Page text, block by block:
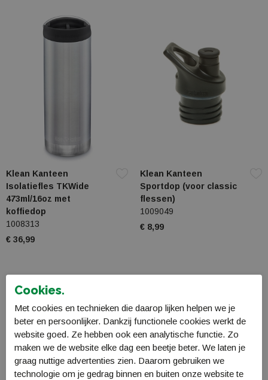
Klean Kanteen
Isolatiefles TKWide
473ml/16oz met
koffiedop
1008313
€ 36,99
Klean Kanteen
Sportdop (voor classic
flessen)
1009049
€ 8,99
Cookies.
Met cookies en technieken die daarop lijken helpen we je
beter en persoonlijker. Dankzij functionele cookies werkt de
website goed. Ze hebben ook een analytische functie. Zo
maken we de website elke dag een beetje beter. We laten je
graag nuttige advertenties zien. Daarom gebruiken we
technologie om je gedrag binnen en buiten onze website te